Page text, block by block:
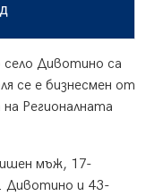
Дивотино са
се е бизнесмен от
Регионалната
мъж, 17-
Дивотино и 43-